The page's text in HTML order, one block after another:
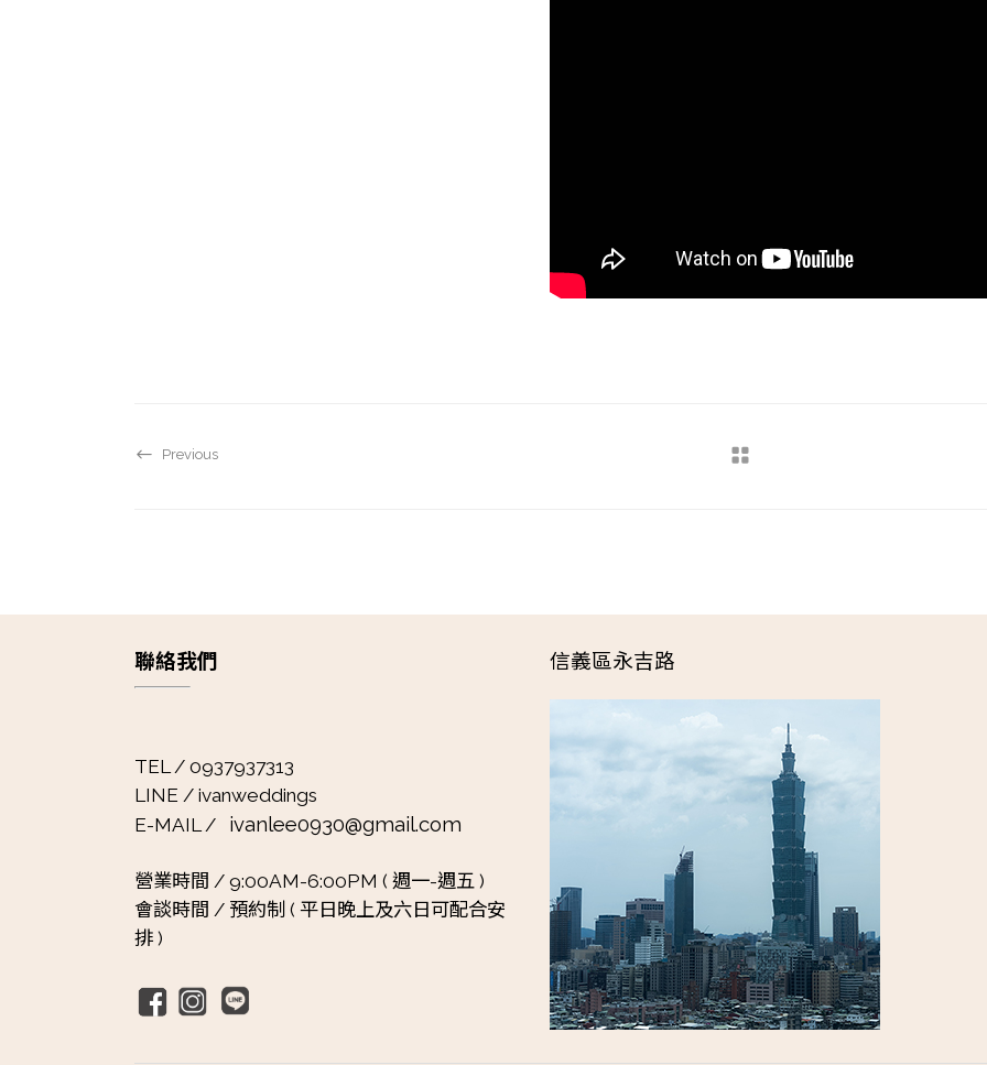
Previous
聯絡我們
TEL / 0937937313
LINE / ivanweddings
E-MAIL / ivanlee0930@gmail.com
營業時間 / 9:00AM-6:00PM ( 週一-週五 )
會談時間 / 預約制 ( 平日晚上及六日可配合安
排 )
信義區永吉路